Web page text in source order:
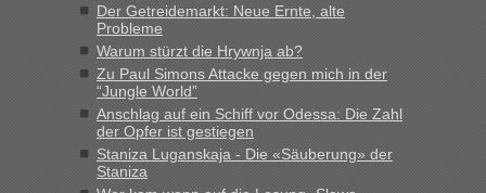
„Man sollte aber explizit dazu schreiben, daß es ein Zug von
LeoExpress ist - und nur auf deren Webseite kann man die
Fahrkarten kaufen. Zumindest ist es die erste Umsteigefreie
Verbindung von Deutschland...“
Recht, Visa und Dokumente • Re: Deklaration
gebrauchter Kleidung beim Zoll
„Vielen Dank, mit einem Briefchen meiner Frau im Gepäck
gab es keine Probleme“
Der Getreidemarkt: Neue Ernte, alte
Probleme
Warum stürzt die Hrywnja ab?
Zu Paul Simons Attacke gegen mich in der
“Jungle World”
Anschlag auf ein Schiff vor Odessa: Die Zahl
der Opfer ist gestiegen
Staniza Luganskaja - Die «Säuberung» der
Staniza